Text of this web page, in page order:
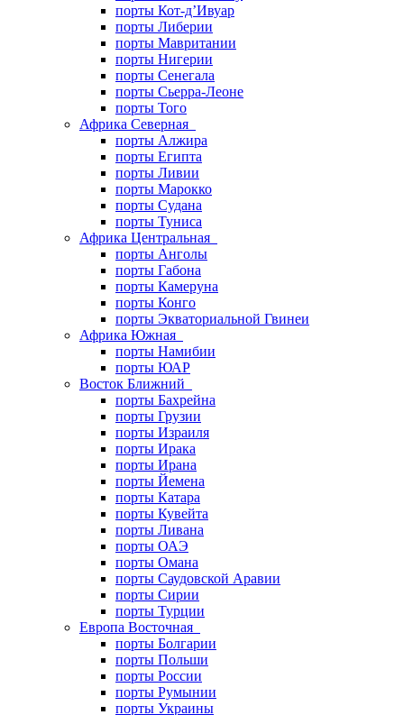
порты Кот-д’Ивуар
порты Либерии
порты Мавритании
порты Нигерии
порты Сенегала
порты Сьерра-Леоне
порты Того
Африка Северная
порты Алжира
порты Египта
порты Ливии
порты Марокко
порты Судана
порты Туниса
Африка Центральная
порты Анголы
порты Габона
порты Камеруна
порты Конго
порты Экваториальной Гвинеи
Африка Южная
порты Намибии
порты ЮАР
Восток Ближний
порты Бахрейна
порты Грузии
порты Израиля
порты Ирака
порты Ирана
порты Йемена
порты Катара
порты Кувейта
порты Ливана
порты ОАЭ
порты Омана
порты Саудовской Аравии
порты Сирии
порты Турции
Европа Восточная
порты Болгарии
порты Польши
порты России
порты Румынии
порты Украины